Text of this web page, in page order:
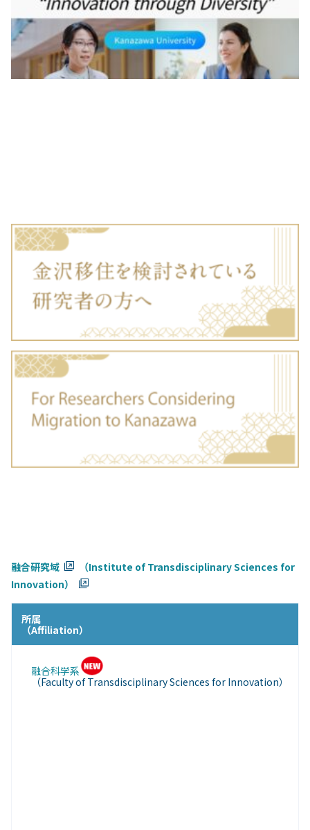
融合研究域
（Institute of Transdisciplinary Sciences for
Innovation）
所属
（Affiliation）
融合科学系
（Faculty of Transdisciplinary Sciences for Innovation）